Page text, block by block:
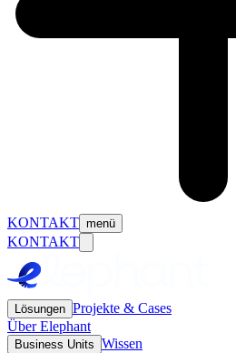
KONTAKT menü
KONTAKT
Lösungen Projekte & Cases
Über Elephant
Business Units Wissen